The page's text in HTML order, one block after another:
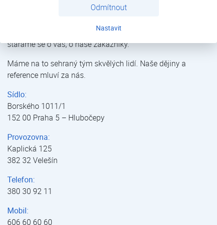
Odmítnout
Nastavit
Již přes 35 let prodáváme, montujeme, servisujeme a
staráme se o vás, o naše zákazníky.
Máme na to sehraný tým skvělých lidí. Naše dějiny a
reference mluví za nás.
Sídlo:
Borského 1011/1
152 00 Praha 5 – Hlubočepy
Provozovna:
Kaplická 125
382 32 Velešín
Telefon:
380 30 92 11
Mobil:
606 60 60 60